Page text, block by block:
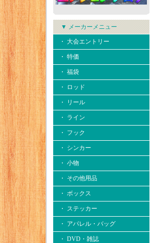
▼ メーカーメニュー
・ 大会エントリー
・ 特価
・ 福袋
・ ロッド
・ リール
・ ライン
・ フック
・ シンカー
・ 小物
・ その他用品
・ ボックス
・ ステッカー
・ アパレル・バッグ
・ DVD・雑誌